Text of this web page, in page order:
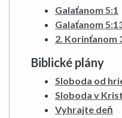
Galaťanom 5:1
Galaťanom
2. Korinťanom
Biblické plány
Sloboda od
Sloboda v
Vyhrajte deň